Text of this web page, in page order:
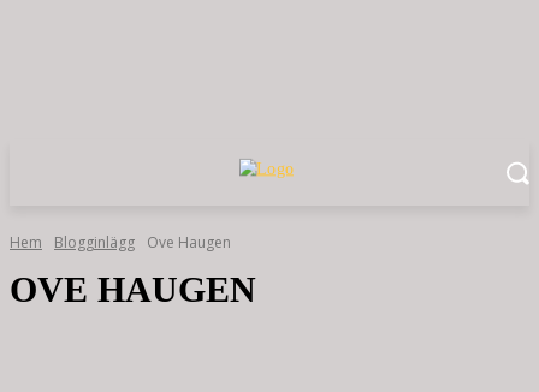
Hem Blogginlägg Ove Haugen
OVE HAUGEN